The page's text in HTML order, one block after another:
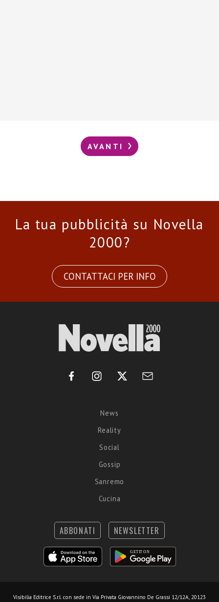
AVANTI
La tua pubblicità su Novella
2000?
CONTATTACI PER INFO
News
Reality
Social
Gossip
Sanremo
Cucina
ABBONATI NEWSLETTER
Visibilia Editrice S.r.l. con sede in Via Privata Giovannino De Grassi 12/12A, 20123